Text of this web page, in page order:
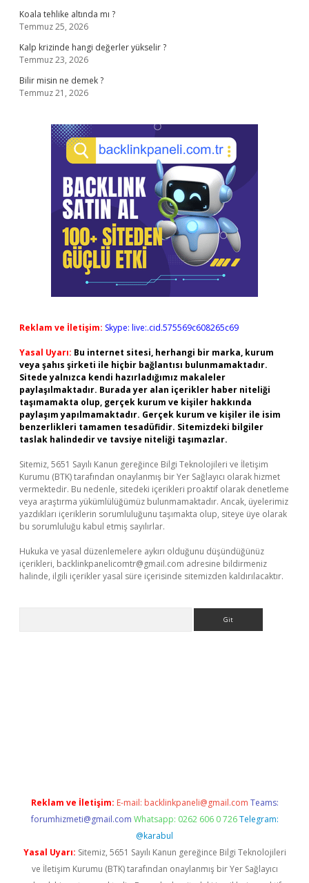
Koala tehlike altında mı ?
Temmuz 25, 2026
Kalp krizinde hangi değerler yükselir ?
Temmuz 23, 2026
Bilir misin ne demek ?
Temmuz 21, 2026
Reklam ve İletişim: Skype: live:.cid.575569c608265c69
Yasal Uyarı: Bu internet sitesi, herhangi bir marka, kurum
veya şahıs şirketi ile hiçbir bağlantısı bulunmamaktadır.
Sitede yalnızca kendi hazırladığımız makaleler
paylaşılmaktadır. Burada yer alan içerikler haber niteliği
taşımamakta olup, gerçek kurum ve kişiler hakkında
paylaşım yapılmamaktadır. Gerçek kurum ve kişiler ile isim
benzerlikleri tamamen tesadüfidir. Sitemizdeki bilgiler
taslak halindedir ve tavsiye niteliği taşımazlar.
Sitemiz, 5651 Sayılı Kanun gereğince Bilgi Teknolojileri ve İletişim
Kurumu (BTK) tarafından onaylanmış bir Yer Sağlayıcı olarak hizmet
vermektedir. Bu nedenle, sitedeki içerikleri proaktif olarak denetleme
veya araştırma yükümlülüğümüz bulunmamaktadır. Ancak, üyelerimiz
yazdıkları içeriklerin sorumluluğunu taşımakta olup, siteye üye olarak
bu sorumluluğu kabul etmiş sayılırlar.
Hukuka ve yasal düzenlemelere aykırı olduğunu düşündüğünüz
içerikleri, backlinkpanelicomtr@gmail.com adresine bildirmeniz
halinde, ilgili içerikler yasal süre içerisinde sitemizden kaldırılacaktır.
Reklam ve İletişim: E-mail: backlinkpaneli@gmail.com Teams:
forumhizmeti@gmail.com Whatsapp: 0262 606 0 726 Telegram:
@karabul
Yasal Uyarı: Sitemiz, 5651 Sayılı Kanun gereğince Bilgi Teknolojileri
ve İletişim Kurumu (BTK) tarafından onaylanmış bir Yer Sağlayıcı